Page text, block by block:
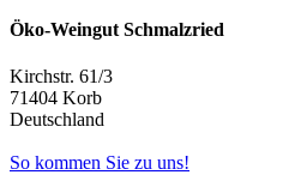
Öko-Weingut Schmalzried
Kirchstr. 61/3
71404 Korb
Deutschland
So kommen Sie zu uns!